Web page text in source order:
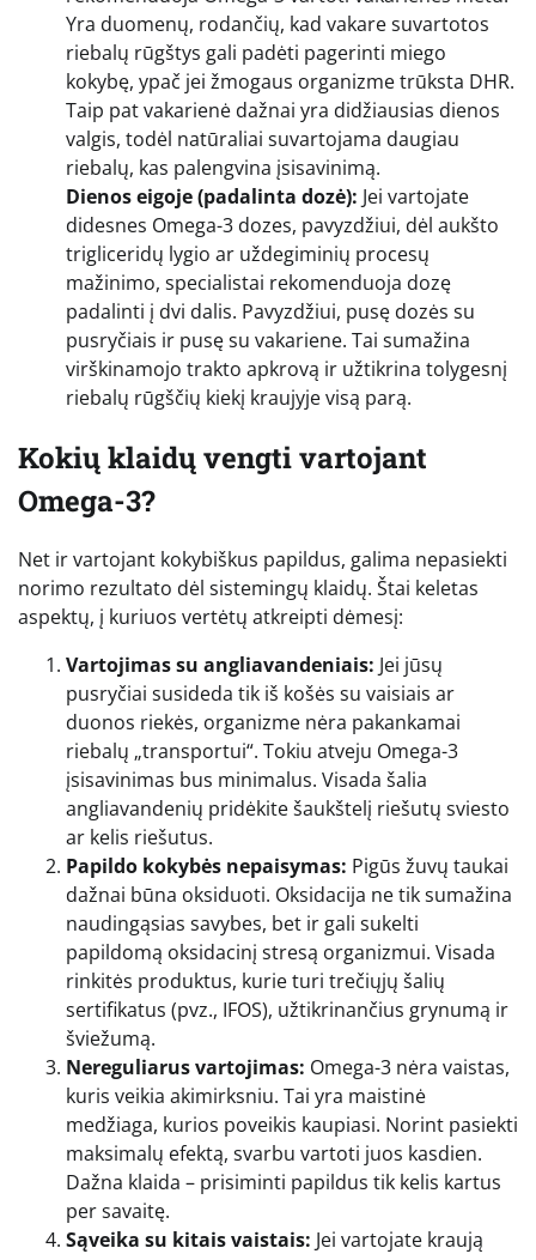
Yra duomenų, rodančių, kad vakare suvartotos
riebalų rūgštys gali padėti pagerinti miego
kokybę, ypač jei žmogaus organizme trūksta DHR.
Taip pat vakarienė dažnai yra didžiausias dienos
valgis, todėl natūraliai suvartojama daugiau
riebalų, kas palengvina įsisavinimą.
Dienos eigoje (padalinta dozė): Jei vartojate
didesnes Omega-3 dozes, pavyzdžiui, dėl aukšto
trigliceridų lygio ar uždegiminių procesų
mažinimo, specialistai rekomenduoja dozę
padalinti į dvi dalis. Pavyzdžiui, pusę dozės su
pusryčiais ir pusę su vakariene. Tai sumažina
virškinamojo trakto apkrovą ir užtikrina tolygesnį
riebalų rūgščių kiekį kraujyje visą parą.
Kokių klaidų vengti vartojant
Omega-3?
Net ir vartojant kokybiškus papildus, galima nepasiekti
norimo rezultato dėl sistemingų klaidų. Štai keletas
aspektų, į kuriuos vertėtų atkreipti dėmesį:
Vartojimas su angliavandeniais: Jei jūsų
pusryčiai susideda tik iš košės su vaisiais ar
duonos riekės, organizme nėra pakankamai
riebalų „transportui“. Tokiu atveju Omega-3
įsisavinimas bus minimalus. Visada šalia
angliavandenių pridėkite šaukštelį riešutų sviesto
ar kelis riešutus.
Papildo kokybės nepaisymas: Pigūs žuvų taukai
dažnai būna oksiduoti. Oksidacija ne tik sumažina
naudingąsias savybes, bet ir gali sukelti
papildomą oksidacinį stresą organizmui. Visada
rinkitės produktus, kurie turi trečiųjų šalių
sertifikatus (pvz., IFOS), užtikrinančius grynumą ir
šviežumą.
Nereguliarus vartojimas: Omega-3 nėra vaistas,
kuris veikia akimirksniu. Tai yra maistinė
medžiaga, kurios poveikis kaupiasi. Norint pasiekti
maksimalų efektą, svarbu vartoti juos kasdien.
Dažna klaida – prisiminti papildus tik kelis kartus
per savaitę.
Sąveika su kitais vaistais: Jei vartojate kraują